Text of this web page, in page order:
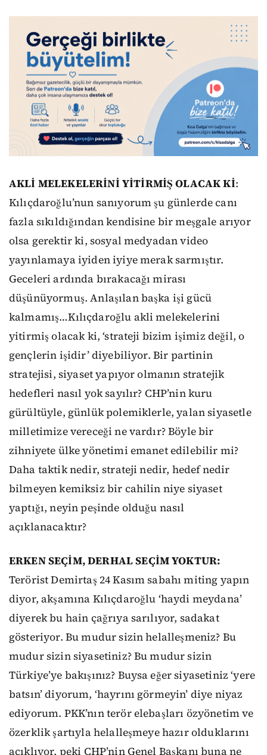
AKLİ MELEKELERİNİ YİTİRMİŞ OLACAK Kİ:
Kılıçdaroğlu’nun sanıyorum şu günlerde canı
fazla sıkıldığından kendisine bir meşgale arıyor
olsa gerektir ki, sosyal medyadan video
yayınlamaya iyiden iyiye merak sarmıştır.
Geceleri ardında bırakacağı mirası
düşünüyormuş. Anlaşılan başka işi gücü
kalmamış…Kılıçdaroğlu akli melekelerini
yitirmiş olacak ki, ‘strateji bizim işimiz değil, o
gençlerin işidir’ diyebiliyor. Bir partinin
stratejisi, siyaset yapıyor olmanın stratejik
hedefleri nasıl yok sayılır? CHP’nin kuru
gürültüyle, günlük polemiklerle, yalan siyasetle
milletimize vereceği ne vardır? Böyle bir
zihniyete ülke yönetimi emanet edilebilir mi?
Daha taktik nedir, strateji nedir, hedef nedir
bilmeyen kemiksiz bir cahilin niye siyaset
yaptığı, neyin peşinde olduğu nasıl
açıklanacaktır?
ERKEN SEÇİM, DERHAL SEÇİM YOKTUR:
Terörist Demirtaş 24 Kasım sabahı miting yapın
diyor, akşamına Kılıçdaroğlu ‘haydi meydana’
diyerek bu hain çağrıya sarılıyor, sadakat
gösteriyor. Bu mudur sizin helalleşmeniz? Bu
mudur sizin siyasetiniz? Bu mudur sizin
Türkiye’ye bakışınız? Buysa eğer siyasetiniz ‘yere
batsın’ diyorum, ‘hayrını görmeyin’ diye niyaz
ediyorum. PKK’nın terör elebaşları özyönetim ve
özerklik şartıyla helalleşmeye hazır olduklarını
açıklıyor, peki CHP’nin Genel Başkanı buna ne